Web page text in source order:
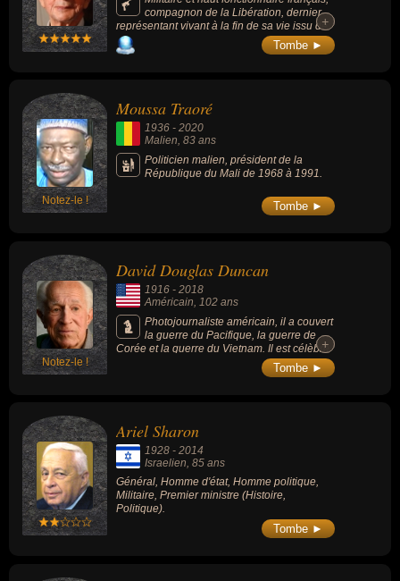
compagnon de la Libération, dernier
représentant vivant à la fin de sa vie issu de
2e Division blindée du général Leclerc. A sa
mort, il ne reste que 5 compagnons de la
+
+
Tombe ►
Notez-le !
Moussa Traoré
1936 - 2020
Malien, 83 ans
Politicien malien, président de la
République du Mali de 1968 à 1991.
Tombe ►
Notez-le !
David Douglas Duncan
1916 - 2018
Américain , 102 ans
Photojournaliste américain, il a couvert
la guerre du Pacifique, la guerre de
Corée et la guerre du Vietnam. Il est célèbre
par ailleurs pour ses reportages sur Pablo
Picasso, Martin Gray et Henri Cartier-
+
+
Tombe ►
Ariel Sharon
1928 - 2014
Israelien, 85 ans
Général, Homme d'état, Homme politique,
Militaire, Premier ministre (Histoire,
Politique).
Tombe ►